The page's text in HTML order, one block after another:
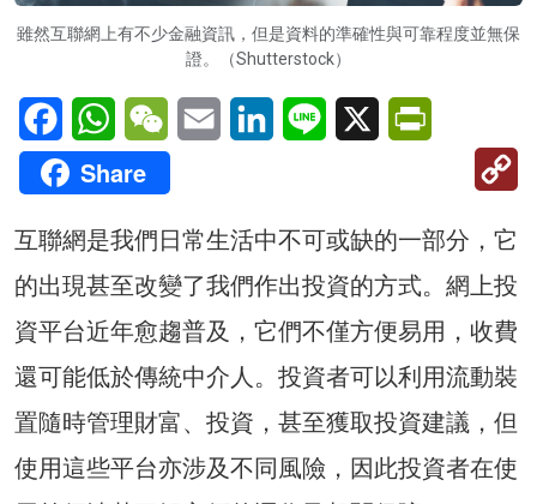
雖然互聯網上有不少金融資訊，但是資料的準確性與可靠程度並無保
證。（Shutterstock）
FacebookWhatsAppWeChatEmail LinkedInLine X
Share
互聯網是我們日常生活中不可或缺的一部分，它
的出現甚至改變了我們作出投資的方式。網上投
資平台近年愈趨普及，它們不僅方便易用，收費
還可能低於傳統中介人。投資者可以利用流動裝
置隨時管理財富、投資，甚至獲取投資建議，但
使用這些平台亦涉及不同風險，因此投資者在使